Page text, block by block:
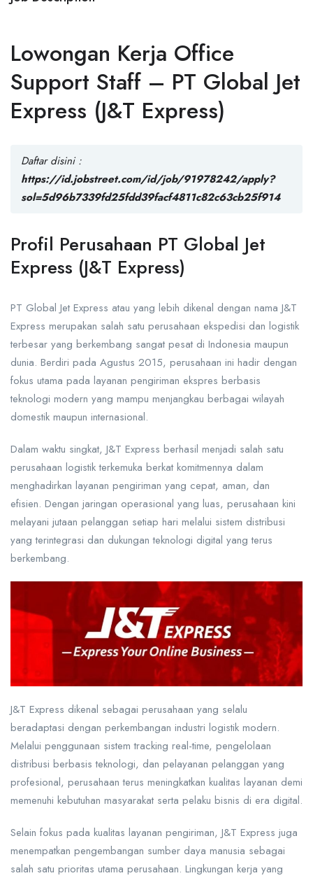
Lowongan Kerja Office
Support Staff – PT Global Jet
Express (J&T Express)
Daftar disini :
https://id.jobstreet.com/id/job/91978242/apply?
sol=5d96b7339fd25fdd39facf4811c82c63cb25f914
Profil Perusahaan PT Global Jet
Express (J&T Express)
PT Global Jet Express atau yang lebih dikenal dengan nama J&T
Express merupakan salah satu perusahaan ekspedisi dan logistik
terbesar yang berkembang sangat pesat di Indonesia maupun
dunia. Berdiri pada Agustus 2015, perusahaan ini hadir dengan
fokus utama pada layanan pengiriman ekspres berbasis
teknologi modern yang mampu menjangkau berbagai wilayah
domestik maupun internasional.
Dalam waktu singkat, J&T Express berhasil menjadi salah satu
perusahaan logistik terkemuka berkat komitmennya dalam
menghadirkan layanan pengiriman yang cepat, aman, dan
efisien. Dengan jaringan operasional yang luas, perusahaan kini
melayani jutaan pelanggan setiap hari melalui sistem distribusi
yang terintegrasi dan dukungan teknologi digital yang terus
berkembang.
J&T Express dikenal sebagai perusahaan yang selalu
beradaptasi dengan perkembangan industri logistik modern.
Melalui penggunaan sistem tracking real-time, pengelolaan
distribusi berbasis teknologi, dan pelayanan pelanggan yang
profesional, perusahaan terus meningkatkan kualitas layanan demi
memenuhi kebutuhan masyarakat serta pelaku bisnis di era digital.
Selain fokus pada kualitas layanan pengiriman, J&T Express juga
menempatkan pengembangan sumber daya manusia sebagai
salah satu prioritas utama perusahaan. Lingkungan kerja yang